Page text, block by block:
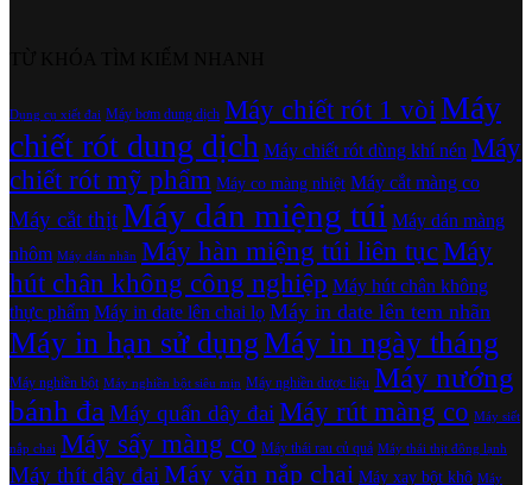
Dụng cụ xiết đai Máy bơm dung dịch Máy chiết rót 1 vòiMáy
chiết rót dung dịch Máy chiết rót dùng khí nén Máy
chiết rót mỹ phẩm Máy co màng nhiệt Máy cắt màng co
Máy cắt thịtMáy dán miệng túi Máy dán màng
nhôm Máy dán nhãn Máy hàn miệng túi liên tụcMáy
hút chân không công nghiệp Máy hút chân không
thực phẩm Máy in date lên chai lọ Máy in date lên tem nhãn
Máy in hạn sử dụngMáy in ngày tháng
Máy nghiền bột Máy nghiền bột siêu mịn Máy nghiền dược liệu Máy nướng
bánh đa Máy quấn dây đai Máy rút màng co Máy siết
nắp chai Máy sấy màng co Máy thái rau củ quả Máy thái thịt đông lạnh
Máy thít dây đai Máy vặn nắp chai Máy xay bột khô Máy